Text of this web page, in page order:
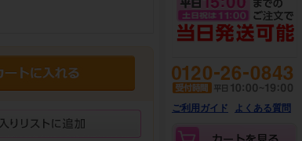
ご利用ガイド よくある質問